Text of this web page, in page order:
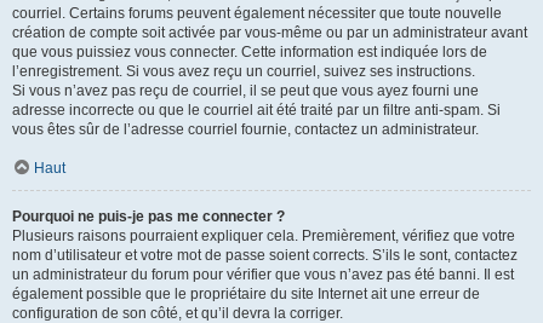
courriel. Certains forums peuvent également nécessiter que toute nouvelle
création de compte soit activée par vous-même ou par un administrateur avant
que vous puissiez vous connecter. Cette information est indiquée lors de
l’enregistrement. Si vous avez reçu un courriel, suivez ses instructions.
Si vous n’avez pas reçu de courriel, il se peut que vous ayez fourni une
adresse incorrecte ou que le courriel ait été traité par un filtre anti-spam. Si
vous êtes sûr de l’adresse courriel fournie, contactez un administrateur.
Haut
Pourquoi ne puis-je pas me connecter ?
Plusieurs raisons pourraient expliquer cela. Premièrement, vérifiez que votre
nom d’utilisateur et votre mot de passe soient corrects. S’ils le sont, contactez
un administrateur du forum pour vérifier que vous n’avez pas été banni. Il est
également possible que le propriétaire du site Internet ait une erreur de
configuration de son côté, et qu’il devra la corriger.